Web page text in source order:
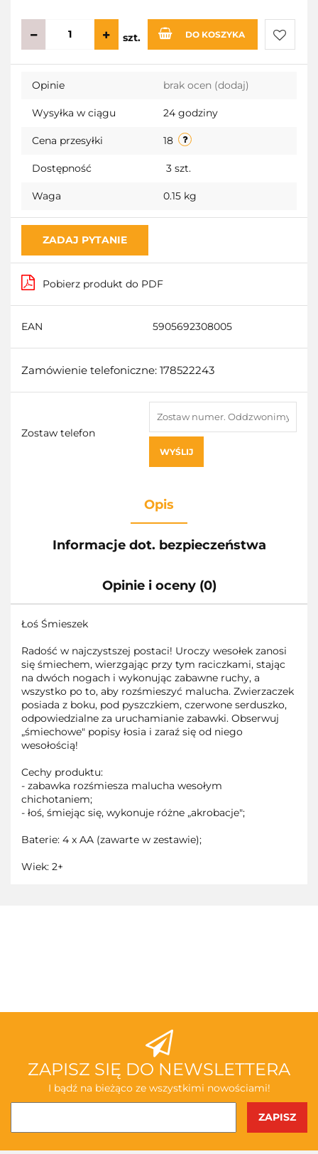
szt. DO KOSZYKA
Do
Opinie brak ocen (dodaj)
Wysyłka w ciągu 24 godziny
Cena przesyłki 18
Dostępność 3 szt.
Waga 0.15 kg
ZADAJ PYTANIE
Pobierz produkt do PDF
EAN 5905692308005
Zamówienie telefoniczne: 178522243
Zostaw telefon
WYŚLIJ
Opis
Informacje dot. bezpieczeństwa
Opinie i oceny (0)
Łoś Śmieszek
Radość w najczystszej postaci! Uroczy wesołek zanosi
się śmiechem, wierzgając przy tym raciczkami, stając
na dwóch nogach i wykonując zabawne ruchy, a
wszystko po to, aby rozśmieszyć malucha. Zwierzaczek
posiada z boku, pod pyszczkiem, czerwone serduszko,
odpowiedzialne za uruchamianie zabawki. Obserwuj
„śmiechowe" popisy łosia i zaraź się od niego
wesołością!
Cechy produktu:
- zabawka rozśmiesza malucha wesołym
chichotaniem;
- łoś, śmiejąc się, wykonuje różne „akrobacje";
Baterie: 4 x AA (zawarte w zestawie);
Wiek: 2+
ABAKUS
ZAPISZ SIĘ DO NEWSLETTERA
I bądź na bieżąco ze wszystkimi nowościami!